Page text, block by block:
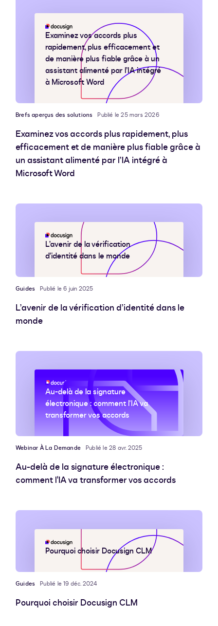
Examinez vos accords plus
rapidement, plus efficacement et
de manière plus fiable grâce à un
assistant alimenté par l’IA intégré
à Microsoft Word
Brefs aperçus des solutions Publié le 25 mars 2026
Examinez vos accords plus rapidement, plus
efficacement et de manière plus fiable grâce à
un assistant alimenté par l’IA intégré à
Microsoft Word
L’avenir de la vérification
d’identité dans le monde
Guides Publié le 6 juin 2025
L’avenir de la vérification d’identité dans le
monde
Au-delà de la signature
électronique : comment l'IA va
transformer vos accords
Webinar À La Demande Publié le 28 avr. 2025
Au-delà de la signature électronique :
comment l'IA va transformer vos accords
Pourquoi choisir Docusign CLM
Guides Publié le 19 déc. 2024
Pourquoi choisir Docusign CLM